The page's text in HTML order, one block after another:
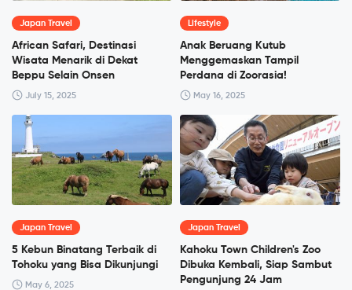
Japan Travel
African Safari, Destinasi
Wisata Menarik di Dekat
Beppu Selain Onsen
July 15, 2025
Lifestyle
Anak Beruang Kutub
Menggemaskan Tampil
Perdana di Zoorasia!
May 16, 2025
Japan Travel
5 Kebun Binatang Terbaik di
Tohoku yang Bisa Dikunjungi
May 6, 2025
Japan Travel
Kahoku Town Children's Zoo
Dibuka Kembali, Siap Sambut
Pengunjung 24 Jam